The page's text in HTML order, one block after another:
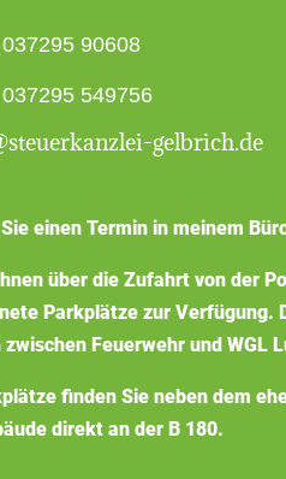
90608
549756
gelbrich.de
einen Termin in meinem
über die Zufahrt von der
Parkplätze zur Verfügung.
Feuerwehr und WGL
finden Sie neben dem
direkt an der B 180.